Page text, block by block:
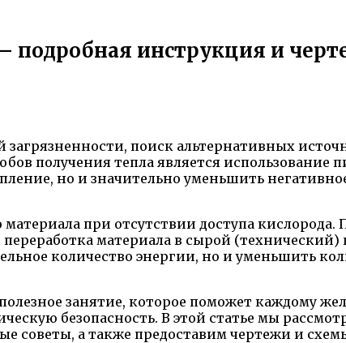
подробная инструкция и
поиск альтернативных
получения тепла является использование
но и значительно уменьшить
при отсутствии доступа кислорода.
материала в сырой (технический)
количество энергии, но и уменьшить
занятие, которое поможет каждому
безопасность. В этой статье мы
советы, а также предоставим чертежи и